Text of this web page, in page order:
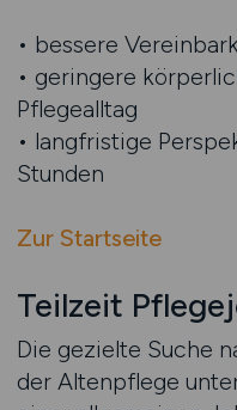
• bessere
• geringere
Pflegealltag
• langfristige
Stunden
Zur Startseite
Teilzeit
Die gezielte Suche
der Altenpflege